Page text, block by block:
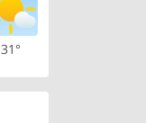
31°